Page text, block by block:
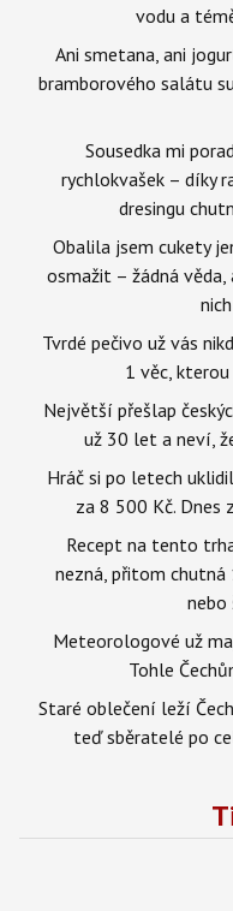
vodu a
Ani smetana, ani
bramborového salátu
Sousedka mi
rychlokvašek – díky
dresingu
Obalila jsem cukety
osmažit – žádná
Tvrdé pečivo už vás
1 věc,
Největší přešlap
už 30 let a neví,
Hráč si po letech
za 8 500 Kč. Dnes
Recept na tento
nezná, přitom chutná
Meteorologové už
Tohle
Staré oblečení leží
teď sběratelé po